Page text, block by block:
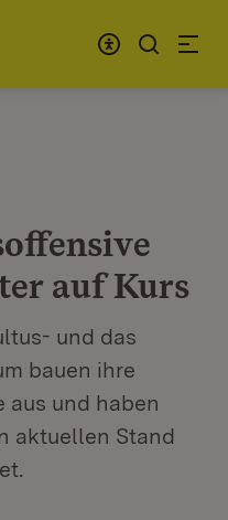
auf Kurs
und das
bauen ihre
und haben
aktuellen Stand